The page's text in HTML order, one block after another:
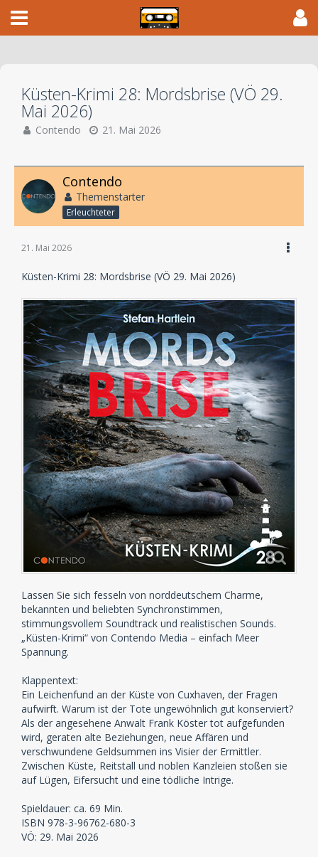
Küsten-Krimi 28: Mordsbrise (VÖ 29.
Mai 2026)
Contendo 21. Mai 2026
Contendo
Themenstarter
Erleuchteter
21. Mai 2026
Küsten-Krimi 28: Mordsbrise (VÖ 29. Mai 2026)
Lassen Sie sich fesseln von norddeutschem Charme,
bekannten und beliebten Synchronstimmen,
stimmungsvollem Soundtrack und realistischen Sounds.
„Küsten-Krimi“ von Contendo Media – einfach Meer
Spannung.
Klappentext:
Ein Leichenfund an der Küste von Cuxhaven, der Fragen
aufwirft. Warum ist der Tote ungewöhnlich gut konserviert?
Als der angesehene Anwalt Frank Köster tot aufgefunden
wird, geraten alte Beziehungen, neue Affären und
verschwundene Geldsummen ins Visier der Ermittler.
Zwischen Küste, Reitstall und noblen Kanzleien stoßen sie
auf Lügen, Eifersucht und eine tödliche Intrige.
Spieldauer: ca. 69 Min.
ISBN 978-3-96762-680-3
VÖ: 29. Mai 2026